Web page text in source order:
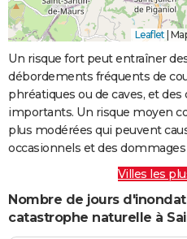
Leaflet |
Un risque fort peut entraîner
débordements fréquents de
phréatiques ou de caves, et
importants. Un risque moyen
plus modérées qui peuvent
occasionnels et des
Villes les
Nombre de jours
catastrophe naturelle à